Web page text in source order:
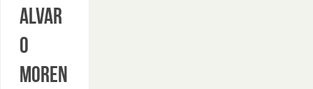
Alvar
o
Moren